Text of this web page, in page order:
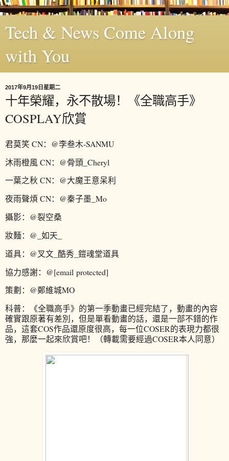
Tech & News Come Along
with You
2017年9月19日星期二
十年榮耀，永不散場！《全職高手》
COSPLAY欣賞
君莫笑 CN：@李叁木-SANMU
沐雨橙風 CN：@骨頭_Cheryl
一葉之秋 CN：@大魔王意呆利
夜雨聲煩 CN：@秦子墨_Mo
攝影：@裂空桑
妝麵：@_如天_
道具：@叉文_酷秀_鎧魂堂道具
協力感謝：@[email protected]
策劃：@鄭維城MO
科普：《全職高手》的第一季動畫已經完結了，動畫的內容
確實跟原著有差別，但是單看動畫的話，還是一部不錯的作
品，這套COS作品還原度很高，每一位COSER的表現力都很
強，那麼一起來欣賞吧！（轉載需要經過COSER本人同意）